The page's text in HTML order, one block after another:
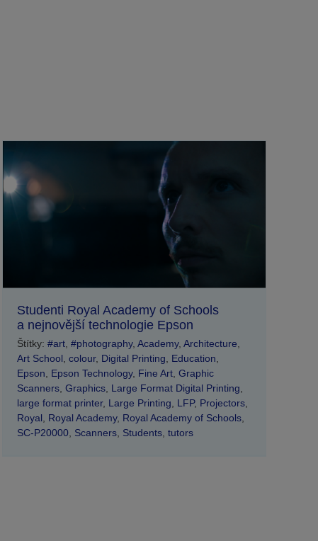
Studenti Royal Academy of Schools
a nejnovější technologie Epson
Štítky: #art #photography, Academy, Architecture
Art School colour, Digital Printing Education
Epson
Epson Technology, Fine Art Graphic
Scanners Graphics Large Format Digital Printing
large format printer, Large Printing LFP, Projectors
Royal
Royal Academy, Royal Academy of Schools
SC-P20000 Scanners Students tutors